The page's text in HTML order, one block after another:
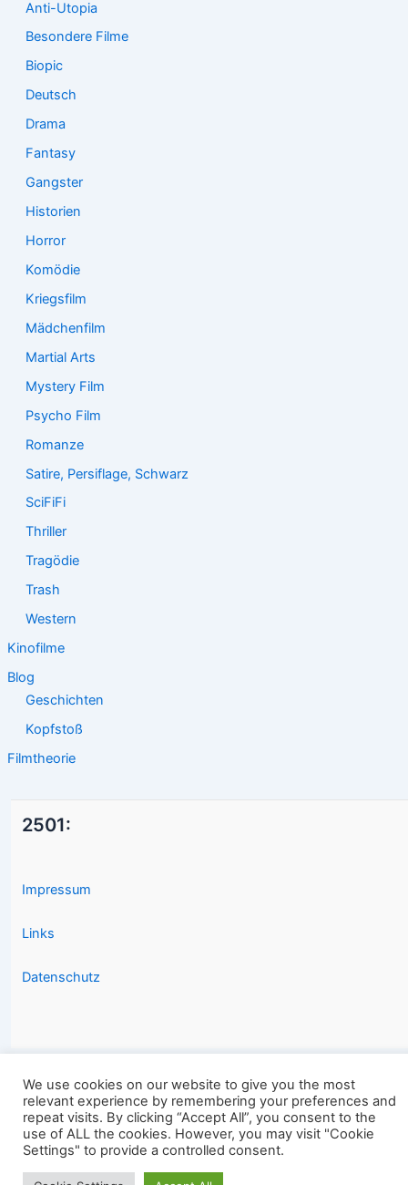
Anti-Utopia
Besondere Filme
Biopic
Deutsch
Drama
Fantasy
Gangster
Historien
Horror
Komödie
Kriegsfilm
Mädchenfilm
Martial Arts
Mystery Film
Psycho Film
Romanze
Satire, Persiflage, Schwarz
SciFiFi
Thriller
Tragödie
Trash
Western
Kinofilme
Blog
Geschichten
Kopfstoß
Filmtheorie
2501:
Impressum
Links
Datenschutz
Copyright © 2026 2501.eu Gute Filme |
We use cookies on our website to give you the most
relevant experience by remembering your preferences and
repeat visits. By clicking “Accept All”, you consent to the
use of ALL the cookies. However, you may visit "Cookie
Settings" to provide a controlled consent.